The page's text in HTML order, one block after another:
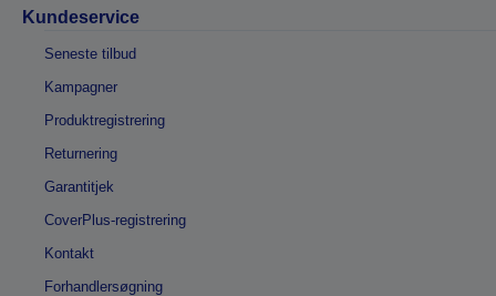
Kundeservice
Seneste tilbud
Kampagner
Produktregistrering
Returnering
Garantitjek
CoverPlus-registrering
Kontakt
Forhandlersøgning